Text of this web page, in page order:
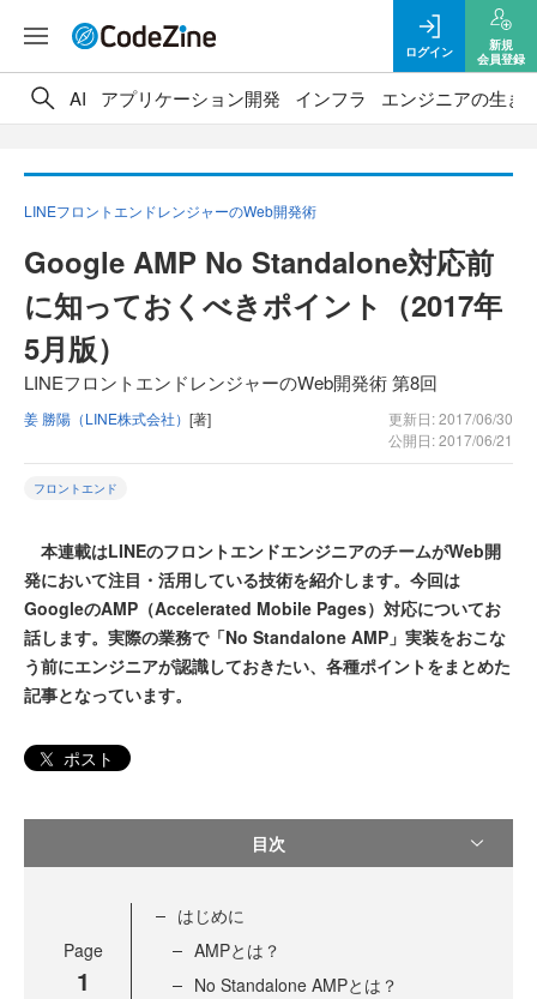
ログイン
新規
会員登録
AI アプリケーション開発 インフラ エンジニアの生き
LINEフロントエンドレンジャーのWeb開発術
Google AMP No Standalone対応前
に知っておくべきポイント（2017年
5月版）
LINEフロントエンドレンジャーのWeb開発術 第8回
姜 勝陽（LINE株式会社） [著]
更新日: 2017/06/30
公開日: 2017/06/21
フロントエンド
本連載はLINEのフロントエンドエンジニアのチームがWeb開
発において注目・活用している技術を紹介します。今回は
GoogleのAMP（Accelerated Mobile Pages）対応についてお
話します。実際の業務で「No Standalone AMP」実装をおこな
う前にエンジニアが認識しておきたい、各種ポイントをまとめた
記事となっています。
ポスト
目次
Page
1
はじめに
AMPとは？
No Standalone AMPとは？